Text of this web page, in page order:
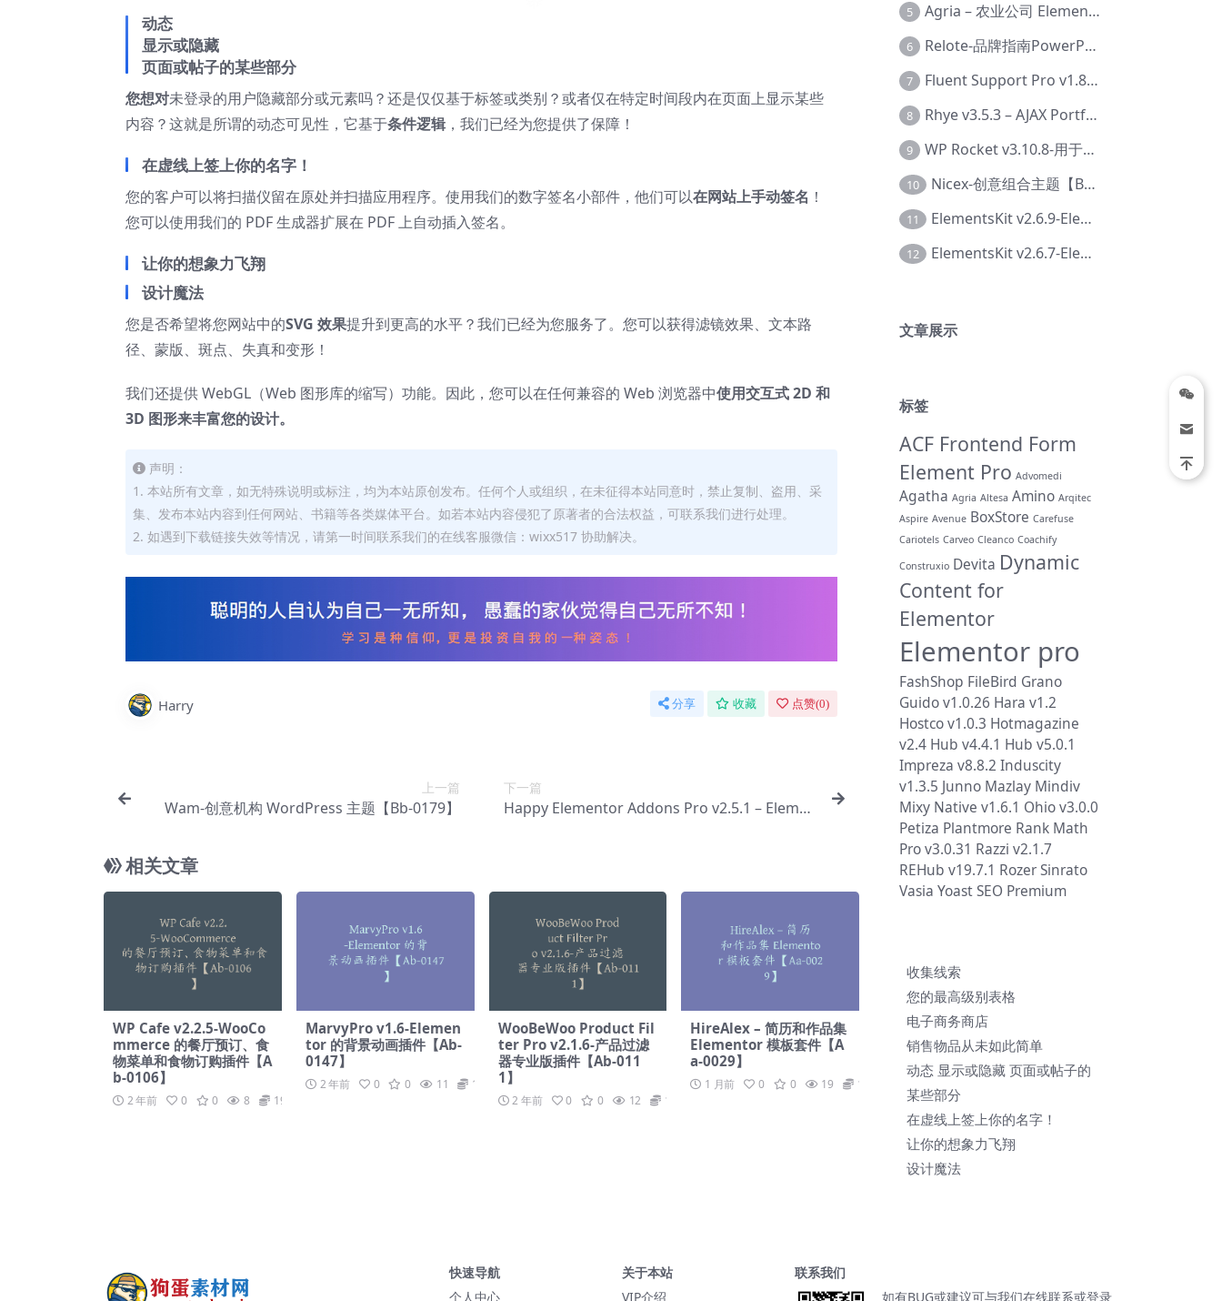
动态
显示或隐藏
页面或帖子的某些部分
您想对未登录的用户隐藏部分或元素吗？还是仅仅基于标签或类别？或者仅在特定时间段内在页面上显示某些
内容？这就是所谓的动态可见性，它基于条件逻辑，我们已经为您提供了保障！
在虚线上签上你的名字！
您的客户可以将扫描仪留在原处并扫描应用程序。使用我们的数字签名小部件，他们可以在网站上手动签名 ！
您可以使用我们的 PDF 生成器扩展在 PDF 上自动插入签名。
让你的想象力飞翔
设计魔法
您是否希望将您网站中的SVG 效果提升到更高的水平？我们已经为您服务了。您可以获得滤镜效果、文本路
径、蒙版、斑点、失真和变形！
我们还提供 WebGL（Web 图形库的缩写）功能。因此，您可以在任何兼容的 Web 浏览器中使用交互式 2D 和
3D 图形来丰富您的设计。
声明：
1. 本站所有文章，如无特殊说明或标注，均为本站原创发布。任何个人或组织，在未征得本站同意时，禁止复制、盗用、采
集、发布本站内容到任何网站、书籍等各类媒体平台。如若本站内容侵犯了原著者的合法权益，可联系我们进行处理。
2. 如遇到下载链接失效等情况，请第一时间联系我们的在线客服微信：wixx517 协助解决。
Harry 分享 收藏 点赞(0)
上一篇
Wam-创意机构 WordPress 主题【Bb-0179】
下一篇
Happy Elementor Addons Pro v2.5.1 – Elemen
相关文章
WP Cafe v2.2.5-WooCo
mmerce 的餐厅预订、食
物菜单和食物订购插件【A
b-0106】
2 年前 0 0 8 19.9
MarvyPro v1.6-Elemen
tor 的背景动画插件【Ab-
0147】
2 年前 0 0 11 19.9
WooBeWoo Product Fil
ter Pro v2.1.6-产品过滤
器专业版插件【Ab-011
1】
2 年前 0 0 12 19.9
HireAlex – 简历和作品集
Elementor 模板套件【A
a-0029】
1 月前 0 0 19 19.9
5 Agria – 农业公司 Elementor Pro 模板套件【Aa-0003】
6 Relote-品牌指南PowerPoint模板【Dc-0076】
7 Fluent Support Pro v1.8.1 – WordPress 支持票务系统【Cc-0041】
8 Rhye v3.5.3 – AJAX Portfolio WordPress 主题【Bi-0049】
9 WP Rocket v3.10.8-用于wordpress速度优化的缓存加速插件【Cd-0019】
10 Nicex-创意组合主题【Be-0092】
11 ElementsKit v2.6.9-Elementor插件【Ab-0161】
12 ElementsKit v2.6.7-Elementor插件【Ab-0162】
文章展示
标签
ACF Frontend Form
Element Pro Advomedi
Agatha Agria Altesa Amino Arqitec
Aspire Avenue BoxStore Carefuse
Cariotels Carveo Cleanco Coachify
Construxio Devita Dynamic
Content for
Elementor
Elementor pro
FashShop FileBird Grano
Guido v1.0.26 Hara v1.2
Hostco v1.0.3 Hotmagazine
v2.4 Hub v4.4.1 Hub v5.0.1
Impreza v8.8.2 Induscity
v1.3.5 Junno Mazlay Mindiv
Mixy Native v1.6.1 Ohio v3.0.0
Petiza Plantmore Rank Math
Pro v3.0.31 Razzi v2.1.7
REHub v19.7.1 RozerSinrato
Vasia Yoast SEO Premium
收集线索
您的最高级别表格
电子商务商店
销售物品从未如此简单
动态 显示或隐藏 页面或帖子的
某些部分
在虚线上签上你的名字！
让你的想象力飞翔
设计魔法
快速导航
个人中心
关于本站
VIP介绍
联系我们
如有BUG或建议可与我们在线联系或登录